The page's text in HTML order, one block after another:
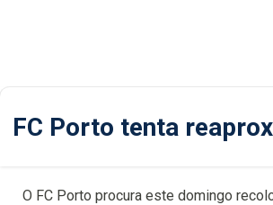
FC Porto tenta
O FC Porto procura este domingo